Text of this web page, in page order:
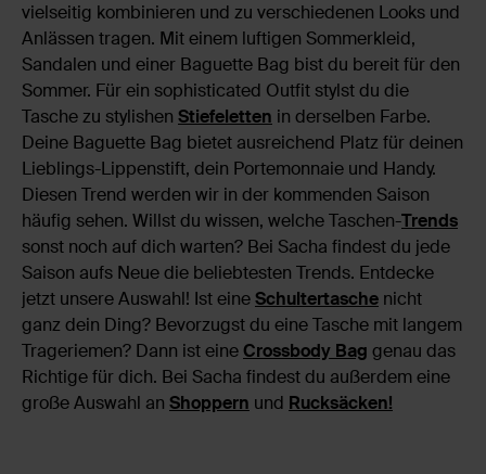
vielseitig kombinieren und zu verschiedenen Looks und
Anlässen tragen. Mit einem luftigen Sommerkleid,
Sandalen und einer Baguette Bag bist du bereit für den
Sommer. Für ein sophisticated Outfit stylst du die
Tasche zu stylishen Stiefeletten in derselben Farbe.
Deine Baguette Bag bietet ausreichend Platz für deinen
Lieblings-Lippenstift, dein Portemonnaie und Handy.
Diesen Trend werden wir in der kommenden Saison
häufig sehen. Willst du wissen, welche Taschen-Trends
sonst noch auf dich warten? Bei Sacha findest du jede
Saison aufs Neue die beliebtesten Trends. Entdecke
jetzt unsere Auswahl! Ist eineSchultertasche nicht
ganz dein Ding? Bevorzugst du eine Tasche mit langem
Trageriemen? Dann ist eine Crossbody Bag genau das
Richtige für dich. Bei Sacha findest du außerdem eine
große Auswahl an Shoppern und Rucksäcken!